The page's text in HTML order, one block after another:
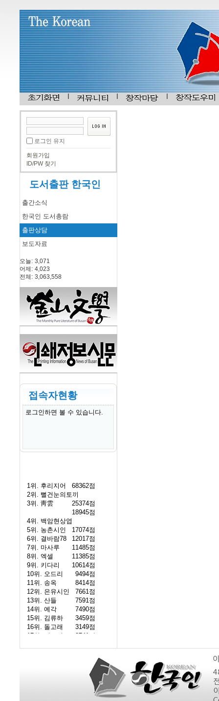
로그인 유지
회원가입
ID/PW 찾기
도서출판 한국인
출간소식
한국인 도서총람
출판상담
보도자료
오늘: 3,071
어제: 4,023
전체: 3,063,558
접속자현황
로그인하면 볼 수 있습니다.
1위. 후리지어
68362점
2위. 뻘건눈의토끼
25374점
3위. 靑雲
18945점
4위. 백암현상엽
17074점
5위. 농촌시인
12017점
6위. 결바람78
11485점
7위. 마사루
11385점
8위. 엑셀
10614점
9위. 키다리
9494점
10위.
오드리
8414점
11위. 송옥
7661점
12위. 은유시인
7591점
13위. 산들
7490점
14위. 예각
3459점
15위. 김류하
3149점
16위. 돌고래
2741점
17위.
이쁜이
1289점